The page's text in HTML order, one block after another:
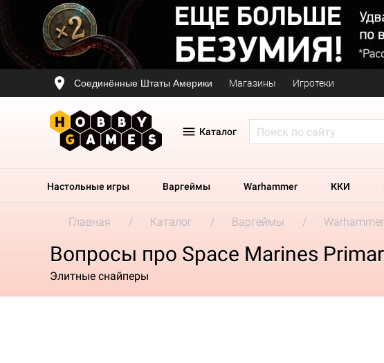
Соединённые Штаты Америки Магазины Игротеки
Каталог
Настольные игры Варгеймы Warhammer ККИ
Главная Каталог Варгеймы Warhammer
Вопросы про Space Marines
Элитные снайперы